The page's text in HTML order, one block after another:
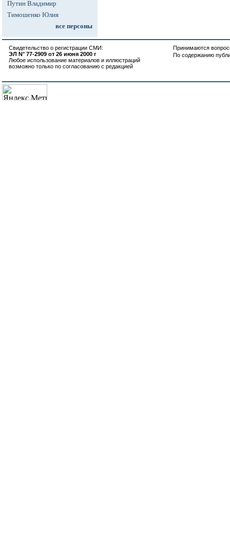
Путин Владимир
Тимошенко Юлия
все персоны
Свидетельство о регистрации СМИ:
ЭЛ N° 77-2909 от 26 июня 2000 г
Любое использование материалов и иллюстраций
возможно только по согласованию с редакцией
Принимаются
По содержанию